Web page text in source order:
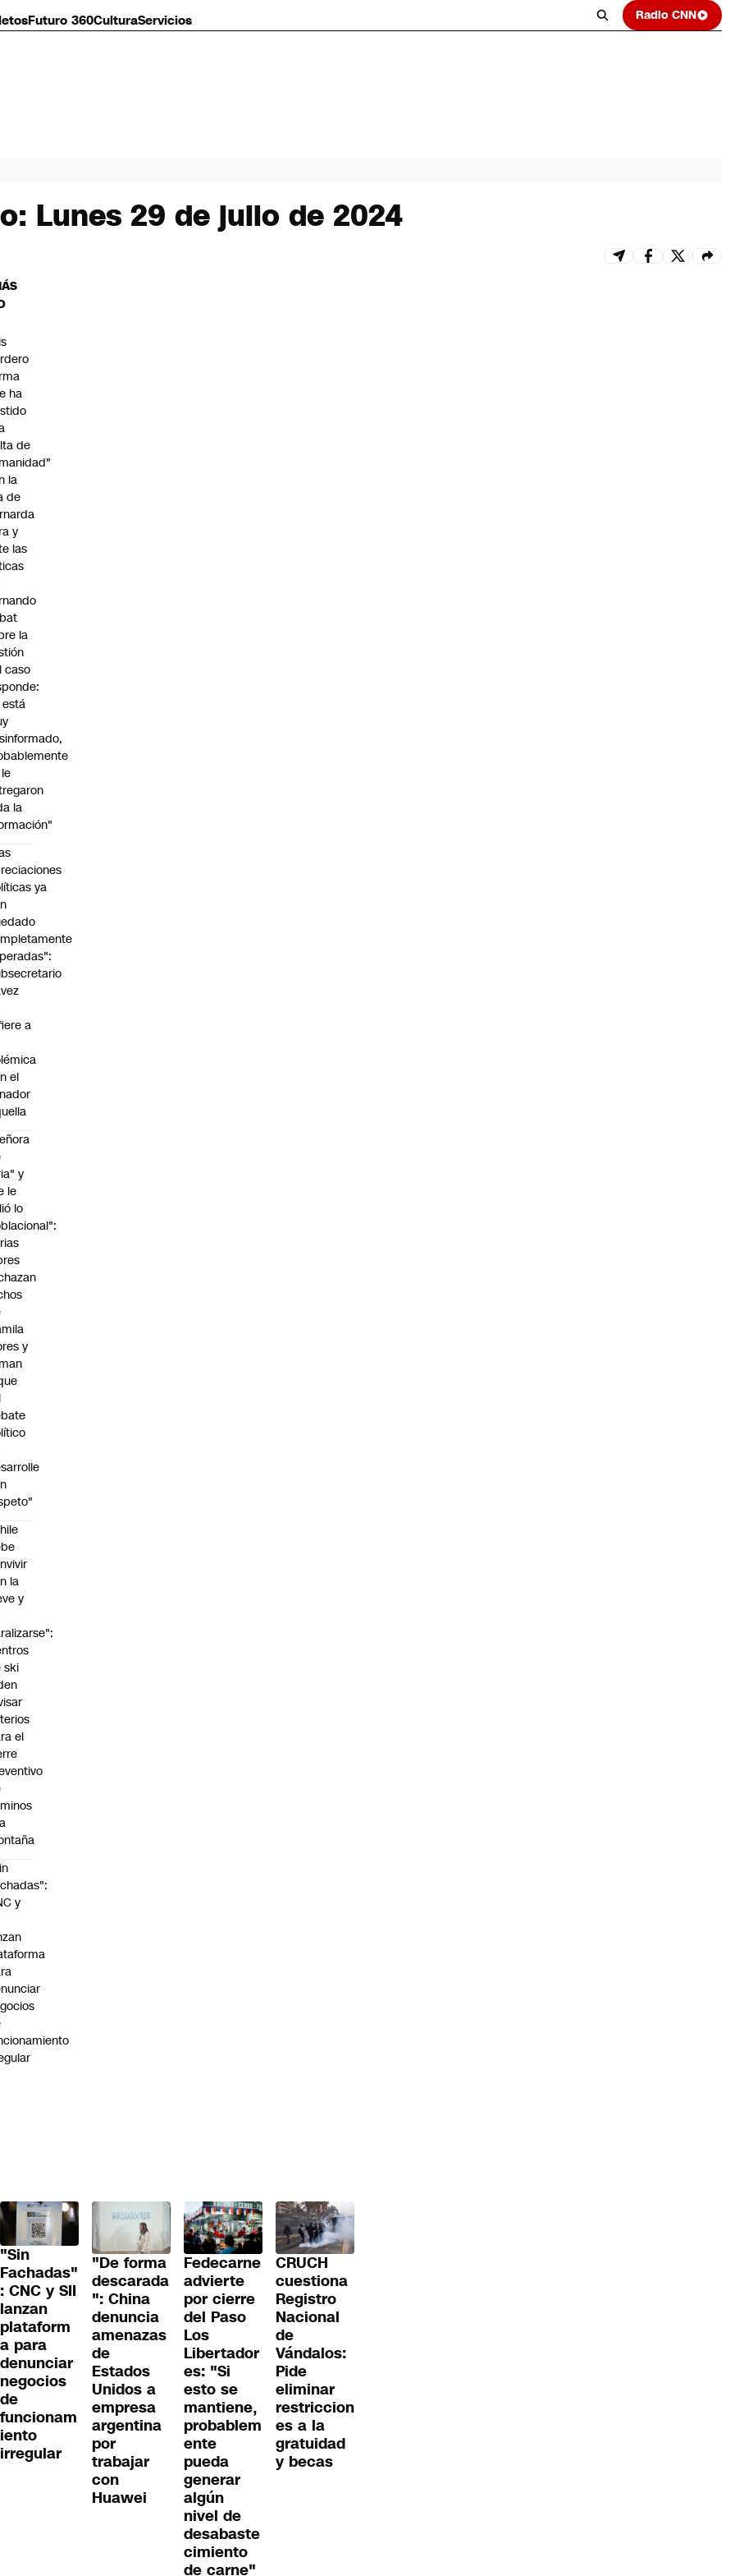
Futuro 360CulturaServicios Radio CNN
Lunes 29 de julio de 2024
ha
de
la
de
y
las
la
caso
está
la
ya
a
el
y
le
lo
y
la
y
ski
el
y
"Sin
Fachadas"
: CNC y SII
lanzan
plataform
a para
denunciar
negocios
de
funcionam
iento
irregular
"De forma
descarada
": China
denuncia
amenazas
de
Estados
Unidos a
empresa
argentina
por
trabajar
con
Huawei
Fedecarne
advierte
por cierre
del Paso
Los
Libertador
es: "Si
esto se
mantiene,
probablem
ente
pueda
generar
algún
nivel de
desabaste
cimiento
de carne"
CRUCH
cuestiona
Registro
Nacional
de
Vándalos:
Pide
eliminar
restriccion
es a la
gratuidad
y becas